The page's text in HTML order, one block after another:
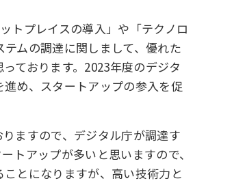
トプレイスの導入」や「テクノロ
ムの調達に関しまして、優れた
ております。2023年度のデジタ
め、スタートアップの参入を促
ますので、デジタル庁が調達す
トアップが多いと思いますので、
とになりますが、高い技術力と